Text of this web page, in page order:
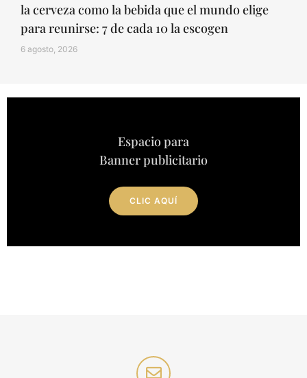
la cerveza como la bebida que el mundo elige
para reunirse: 7 de cada 10 la escogen
6 agosto, 2026
Espacio para
Banner publicitario
CLIC AQUÍ